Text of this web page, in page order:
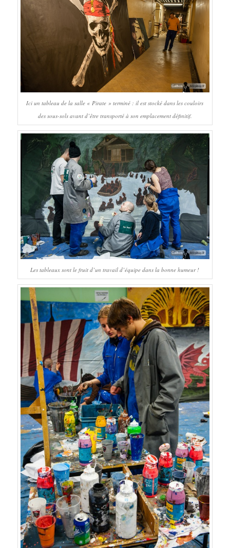
Ici un tableau de la salle « Pirate » terminé : il est stocké dans les couloirs
des sous-sols avant d’être transporté à son emplacement définitif.
Les tableaux sont le fruit d’un travail d’équipe dans la bonne humeur !